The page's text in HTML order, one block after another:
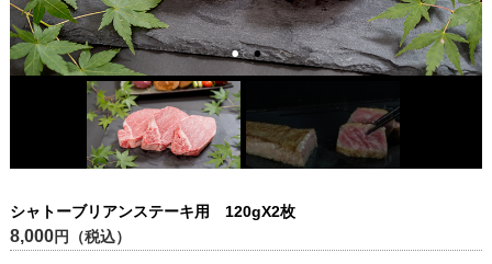
シャトーブリアンステーキ用 120gX2枚
8,000円（税込）